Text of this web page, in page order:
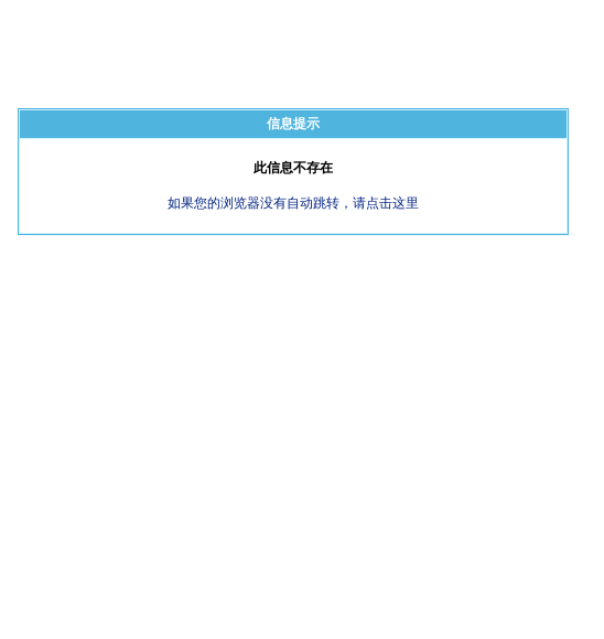
信息提示
此信息不存在
如果您的浏览器没有自动跳转，请点击这里